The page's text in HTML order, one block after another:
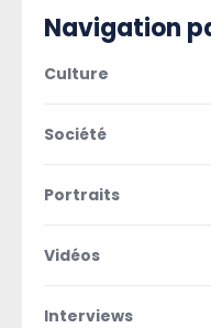
Navigation
Culture
Société
Portraits
Vidéos
Interviews